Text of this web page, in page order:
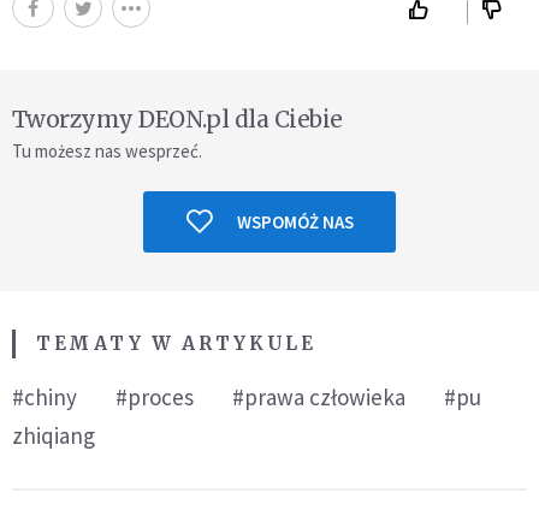
Tworzymy DEON.pl dla Ciebie
Tu możesz nas wesprzeć.
WSPOMÓŻ NAS
TEMATY W ARTYKULE
#chiny #proces #prawa człowieka
#pu
zhiqiang